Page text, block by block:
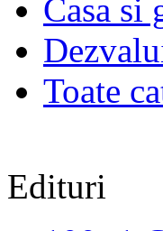
Casa si
Toate
Edituri